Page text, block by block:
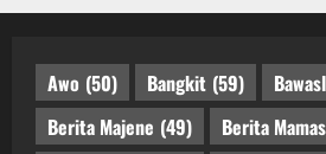
Awo (50) Bangkit (59)
Berita Majene (49) Berita